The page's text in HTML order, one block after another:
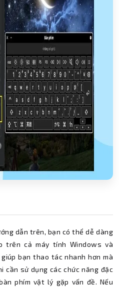
dẫn trên, bạn có thể dễ dàng
trên cả máy tính Windows và
bạn thao tác nhanh hơn mà
cần sử dụng các chức năng đặc
phím vật lý gặp vấn đề. Nếu